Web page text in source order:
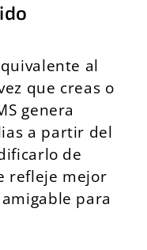
al
que creas o
genera
a partir del
de
refleje mejor
para